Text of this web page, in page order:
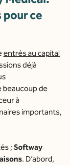
ce
entrés au capital
déjà
beaucoup de
à
importants,
; Softway
. D’abord,